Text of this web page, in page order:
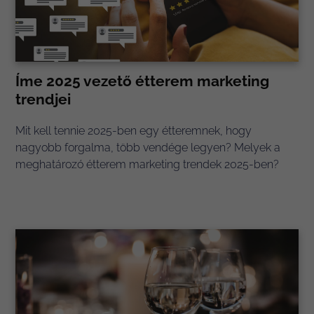
Íme 2025 vezető étterem marketing
trendjei
Mit kell tennie 2025-ben egy étteremnek, hogy
nagyobb forgalma, több vendége legyen? Melyek a
meghatározó étterem marketing trendek 2025-ben?